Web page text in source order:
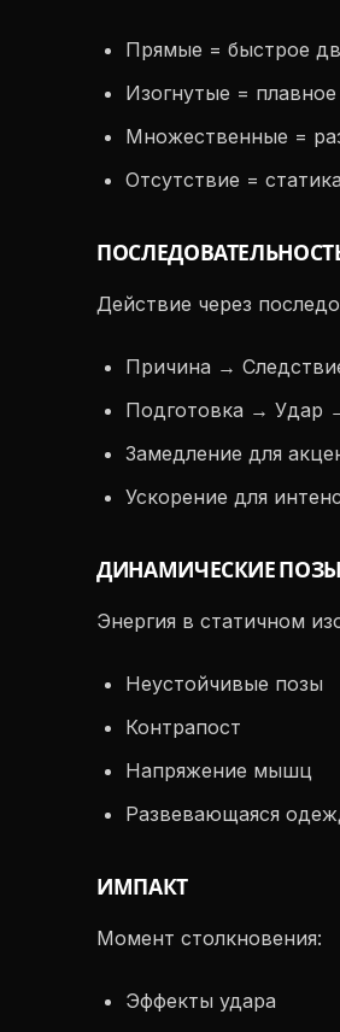
Прямые = быстрое
Изогнутые =
Множественные =
Отсутствие = статика
Действие через
Причина →
Подготовка → Удар
Замедление для
Ускорение для
ДИНАМИЧЕСКИЕ ПОЗЫ
Энергия в статичном
Неустойчивые позы
Контрапост
Напряжение мышц
Развевающаяся
ИМПАКТ
Момент столкновения:
Эффекты удара